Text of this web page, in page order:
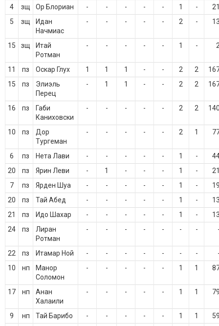
4
зщ Ор Блориан - - - - - 1 -
5
зщ
Идан
Начмиас
- - - - - 2 -
15 зщ
Итай
Ротман
- - - - - 1 -
11 пз Оскар Глух 1 1 1 - - 2 2
15
пз
Элиэль
Перец
- 1 1 - - 2 2
16 пз
Габи
Каниховски
- - - - - 2 2
10 пз
Дор
Тургеман
- - - - - 2 1
6 пз Нета Лави - - - - - 1 -
20
пз Ярин Леви - 1 - - - 1 -
7
пз Ярден Шуа - - - - - 1 -
20
пз Тай Абед - - - - - 1 -
21
пз Идо Шахар - - - - - 1 -
24
пз
Лиран
Ротман
- - - - - - -
22 пз Итамар Ной - - - - - - -
10
нп
Манор
Соломон
- - - - - 1 1
17 нп
Анан
Халаили
- - - - - 1 1
9 нп Тай Барибо - - - - - 1 1